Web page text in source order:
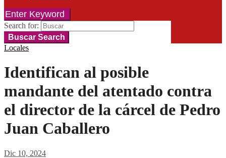
Enter Keyword
Search for:
Buscar Search
Locales
Identifican al posible
mandante del atentado contra
el director de la cárcel de Pedro
Juan Caballero
Dic 10, 2024